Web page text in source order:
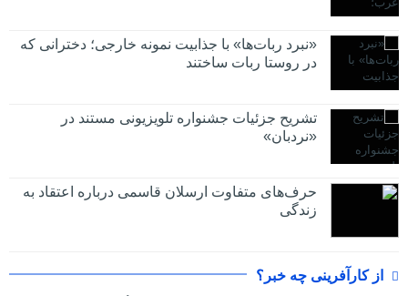
«نبرد ربات‌ها» با جذابیت نمونه خارجی؛ دخترانی که
در روستا ربات ساختند
تشریح جزئیات جشنواره‌ تلویزیونی مستند در
«نردبان»
حرف‌های متفاوت ارسلان قاسمی درباره اعتقاد به
زندگی
از کارآفرینی چه خبر؟